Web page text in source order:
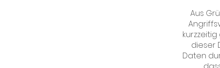
Aus
dieser
Daten